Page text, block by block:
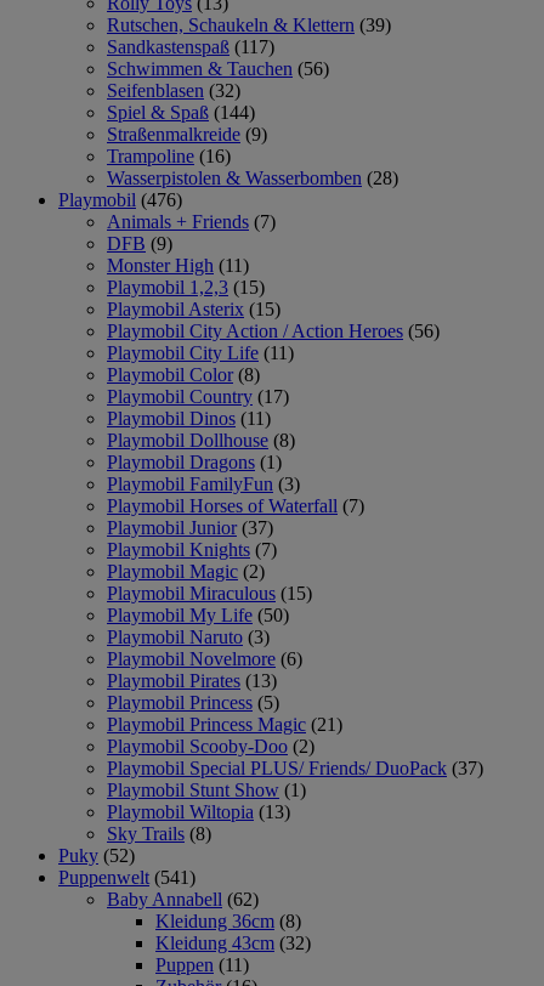
Rutschen, Schaukeln & Klettern (39)
Sandkastenspaß (117)
Schwimmen & Tauchen (56)
Seifenblasen (32)
Spiel & Spaß (144)
Straßenmalkreide (9)
Trampoline (16)
Wasserpistolen & Wasserbomben (28)
Playmobil (476)
Animals + Friends (7)
DFB (9)
Monster High (11)
Playmobil 1,2,3 (15)
Playmobil Asterix (15)
Playmobil City Action / Action Heroes (56)
Playmobil City Life (11)
Playmobil Color (8)
Playmobil Country (17)
Playmobil Dinos (11)
Playmobil Dollhouse (8)
Playmobil Dragons (1)
Playmobil FamilyFun (3)
Playmobil Horses of Waterfall (7)
Playmobil Junior (37)
Playmobil Knights (7)
Playmobil Magic (2)
Playmobil Miraculous (15)
Playmobil My Life (50)
Playmobil Naruto (3)
Playmobil Novelmore (6)
Playmobil Pirates (13)
Playmobil Princess (5)
Playmobil Princess Magic (21)
Playmobil Scooby-Doo (2)
Playmobil Special PLUS/ Friends/ DuoPack (37)
Playmobil Stunt Show (1)
Playmobil Wiltopia (13)
Sky Trails (8)
Puky (52)
Puppenwelt (541)
Baby Annabell (62)
Kleidung 36cm (8)
Kleidung 43cm (32)
Puppen (11)